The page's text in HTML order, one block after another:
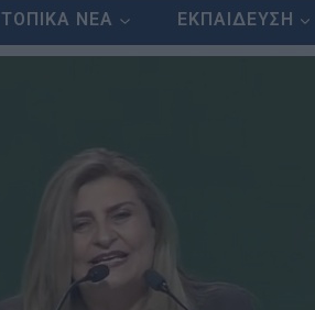
ΤΟΠΙΚΑ ΝΕΑ ΕΚΠΑΙΔΕΥΣΗ